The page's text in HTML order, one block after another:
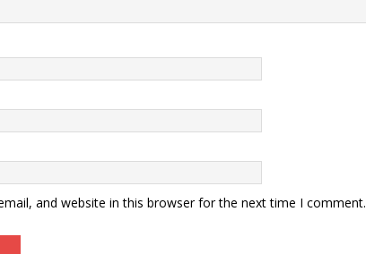
and website in this browser for the next time I comment.